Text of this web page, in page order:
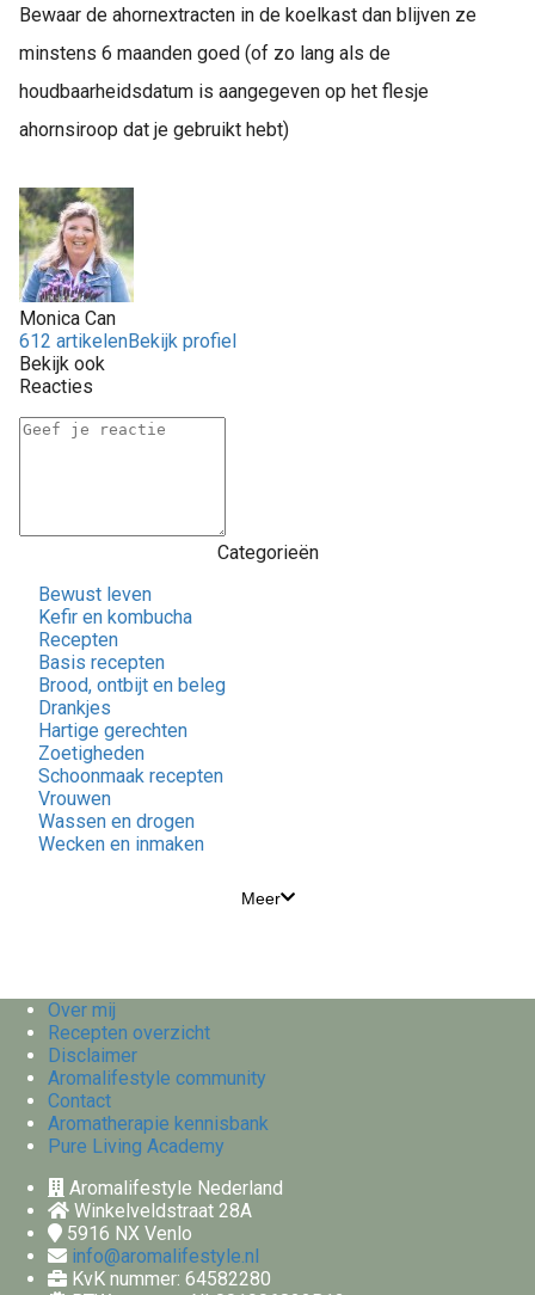
Bewaar de ahornextracten in de koelkast dan blijven ze
minstens 6 maanden goed (of zo lang als de
houdbaarheidsdatum is aangegeven op het flesje
ahornsiroop dat je gebruikt hebt)
Monica Can
612 artikelenBekijk profiel
Bekijk ook
Reacties
Categorieën
Bewust leven
Kefir en kombucha
Recepten
Basis recepten
Brood, ontbijt en beleg
Drankjes
Hartige gerechten
Zoetigheden
Schoonmaak recepten
Vrouwen
Wassen en drogen
Wecken en inmaken
Meer
Over mij
Recepten overzicht
Disclaimer
Aromalifestyle community
Contact
Aromatherapie kennisbank
Pure Living Academy
Aromalifestyle Nederland
Winkelveldstraat 28A
5916 NX Venlo
info@aromalifestyle.nl
KvK nummer: 64582280